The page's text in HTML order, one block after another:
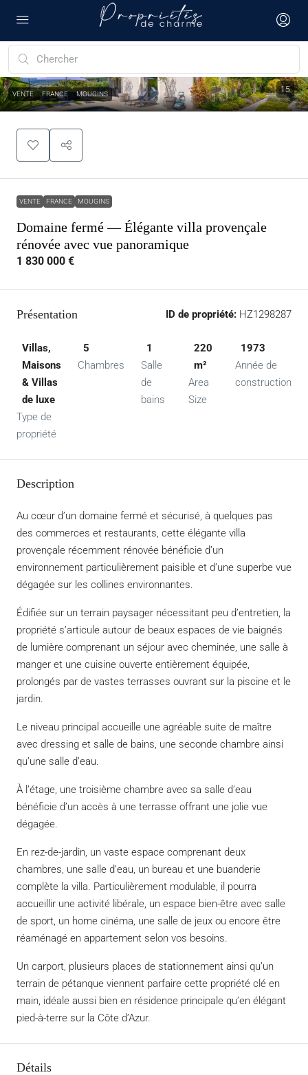
15
VENTE FRANCE MOUGINS
VENTE FRANCE MOUGINS
Domaine fermé — Élégante villa provençale
rénovée avec vue panoramique
1 830 000 €
Présentation ID de propriété: HZ1298287
Villas,
Maisons
& Villas
de luxe
Type de
propriété
5
Chambres
1
Salle
de
bains
220
m²
Area
Size
1973
Année de
construction
Description
Au cœur d’un domaine fermé et sécurisé, à quelques pas
des commerces et restaurants, cette élégante villa
provençale récemment rénovée bénéficie d’un
environnement particulièrement paisible et d’une superbe vue
dégagée sur les collines environnantes.
Édifiée sur un terrain paysager nécessitant peu d’entretien, la
propriété s’articule autour de beaux espaces de vie baignés
de lumière comprenant un séjour avec cheminée, une salle à
manger et une cuisine ouverte entièrement équipée,
prolongés par de vastes terrasses ouvrant sur la piscine et le
jardin.
Le niveau principal accueille une agréable suite de maître
avec dressing et salle de bains, une seconde chambre ainsi
qu’une salle d’eau.
À l’étage, une troisième chambre avec sa salle d’eau
bénéficie d’un accès à une terrasse offrant une jolie vue
dégagée.
En rez-de-jardin, un vaste espace comprenant deux
chambres, une salle d’eau, un bureau et une buanderie
complète la villa. Particulièrement modulable, il pourra
accueillir une activité libérale, un espace bien-être avec salle
de sport, un home cinéma, une salle de jeux ou encore être
réaménagé en appartement selon vos besoins.
Un carport, plusieurs places de stationnement ainsi qu’un
terrain de pétanque viennent parfaire cette propriété clé en
main, idéale aussi bien en résidence principale qu’en élégant
pied-à-terre sur la Côte d’Azur.
Détails